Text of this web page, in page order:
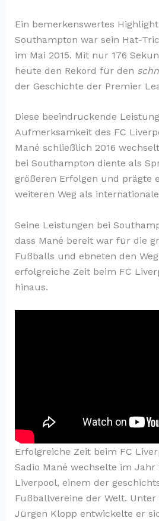
Ein bemerkenswertes
Southampton war sein Hat-
im Mai 2015. Mit nur 176
heute den Rekord für den
der Geschichte der Premier
Diese beeindruckende
Aufmerksamkeit des FC
Mané schließlich 2016
bei Southampton diente als
größeren Erfolgen und prägte
weiteren Weg als
Seine Leistungen bei
dass Mané bereit war für die
Fußballs und ebneten den
erfolgreiche Zeit beim FC
hinaus.
Erfolgreiche Zeit beim FC
Sadio Mané wechselte im Jahr
Liverpool, einem der
Fußballvereine der Welt.
Jürgen Klopp entwickelte er